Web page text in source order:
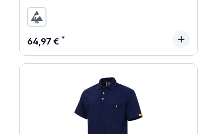
Regulärer Preis:
64,97 €